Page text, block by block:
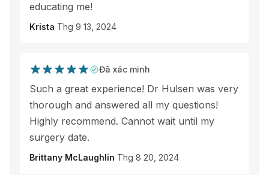
educating me!
Krista Thg 9 13, 2024
Đã xác minh
Such a great experience! Dr Hulsen was very
thorough and answered all my questions!
Highly recommend. Cannot wait until my
surgery date.
Brittany McLaughlin Thg 8 20, 2024